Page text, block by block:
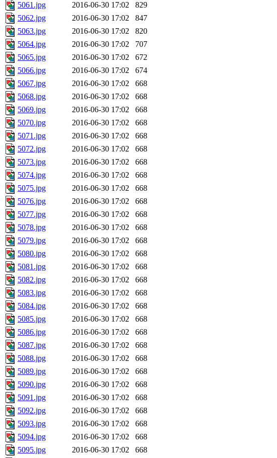
5061.jpg
2016-06-30 17:02
829
5062.jpg
2016-06-30 17:02
847
5063.jpg
2016-06-30 17:02
820
5064.jpg
2016-06-30 17:02
707
5065.jpg
2016-06-30 17:02
672
5066.jpg
2016-06-30 17:02
674
5067.jpg
2016-06-30 17:02
668
5068.jpg
2016-06-30 17:02
668
5069.jpg
2016-06-30 17:02
668
5070.jpg
2016-06-30 17:02
668
5071.jpg
2016-06-30 17:02
668
5072.jpg
2016-06-30 17:02
668
5073.jpg
2016-06-30 17:02
668
5074.jpg
2016-06-30 17:02
668
5075.jpg
2016-06-30 17:02
668
5076.jpg
2016-06-30 17:02
668
5077.jpg
2016-06-30 17:02
668
5078.jpg
2016-06-30 17:02
668
5079.jpg
2016-06-30 17:02
668
5080.jpg
2016-06-30 17:02
668
5081.jpg
2016-06-30 17:02
668
5082.jpg
2016-06-30 17:02
668
5083.jpg
2016-06-30 17:02
668
5084.jpg
2016-06-30 17:02
668
5085.jpg
2016-06-30 17:02
668
5086.jpg
2016-06-30 17:02
668
5087.jpg
2016-06-30 17:02
668
5088.jpg
2016-06-30 17:02
668
5089.jpg
2016-06-30 17:02
668
5090.jpg
2016-06-30 17:02
668
5091.jpg
2016-06-30 17:02
668
5092.jpg
2016-06-30 17:02
668
5093.jpg
2016-06-30 17:02
668
5094.jpg
2016-06-30 17:02
668
5095.jpg
2016-06-30 17:02
668